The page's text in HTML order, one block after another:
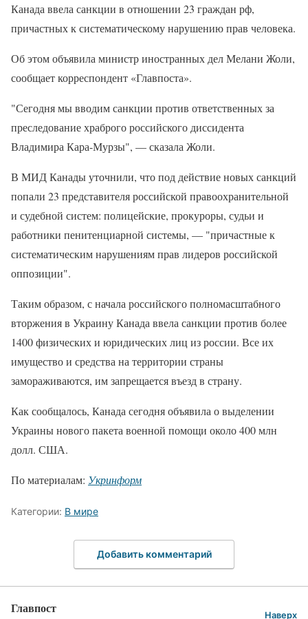
Канада ввела санкции в отношении 23 граждан рф,
причастных к систематическому нарушению прав человека.
Об этом объявила министр иностранных дел Мелани Жоли,
сообщает корреспондент «Главпоста».
"Сегодня мы вводим санкции против ответственных за
преследование храброго российского диссидента
Владимира Кара-Мурзы", — сказала Жоли.
В МИД Канады уточнили, что под действие новых санкций
попали 23 представителя российской правоохранительной
и судебной систем: полицейские, прокуроры, судьи и
работники пенитенциарной системы, — "причастные к
систематическим нарушениям прав лидеров российской
оппозиции".
Таким образом, с начала российского полномасштабного
вторжения в Украину Канада ввела санкции против более
1400 физических и юридических лиц из россии. Все их
имущество и средства на территории страны
замораживаются, им запрещается въезд в страну.
Как сообщалось, Канада сегодня объявила о выделении
Украины нового пакета военной помощи около 400 млн
долл. США.
По материалам: Укринформ
Категории: В мире
Добавить комментарий
Главпост Наверх